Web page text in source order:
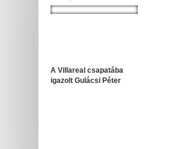
A Villareal csapatába
igazolt Gulácsi Péter